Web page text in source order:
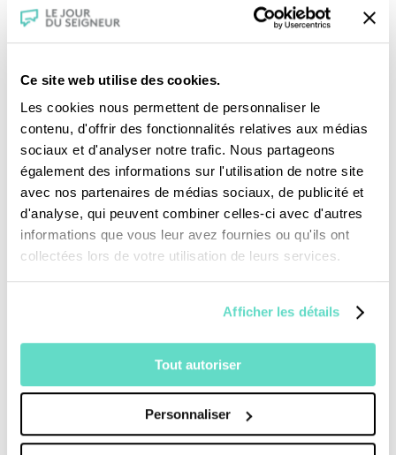
Ce site web utilise des cookies.
Les cookies nous permettent de personnaliser le
contenu, d'offrir des fonctionnalités relatives aux médias
sociaux et d'analyser notre trafic. Nous partageons
également des informations sur l'utilisation de notre site
avec nos partenaires de médias sociaux, de publicité et
d'analyse, qui peuvent combiner celles-ci avec d'autres
informations que vous leur avez fournies ou qu'ils ont
collectées lors de votre utilisation de leurs services.
Afficher les détails
Tout autoriser
Personnaliser
Je fais un don
Revoir la messe du 09 août 2026
TOUS NOS PROGRAMMES
La messe
Magazine Le Jour du Seigneur
Documentaires
Parole Inattendue
Tous Frères
Générations Laudato Si’
Nos émissions
Toutes nos vidéos
VIE CHRÉTIENNE